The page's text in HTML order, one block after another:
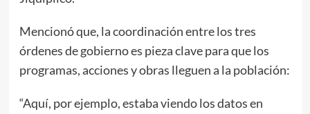
Mencionó que, la coordinación entre los tres
órdenes de gobierno es pieza clave para que los
programas, acciones y obras lleguen a la población:
“Aquí, por ejemplo, estaba viendo los datos en